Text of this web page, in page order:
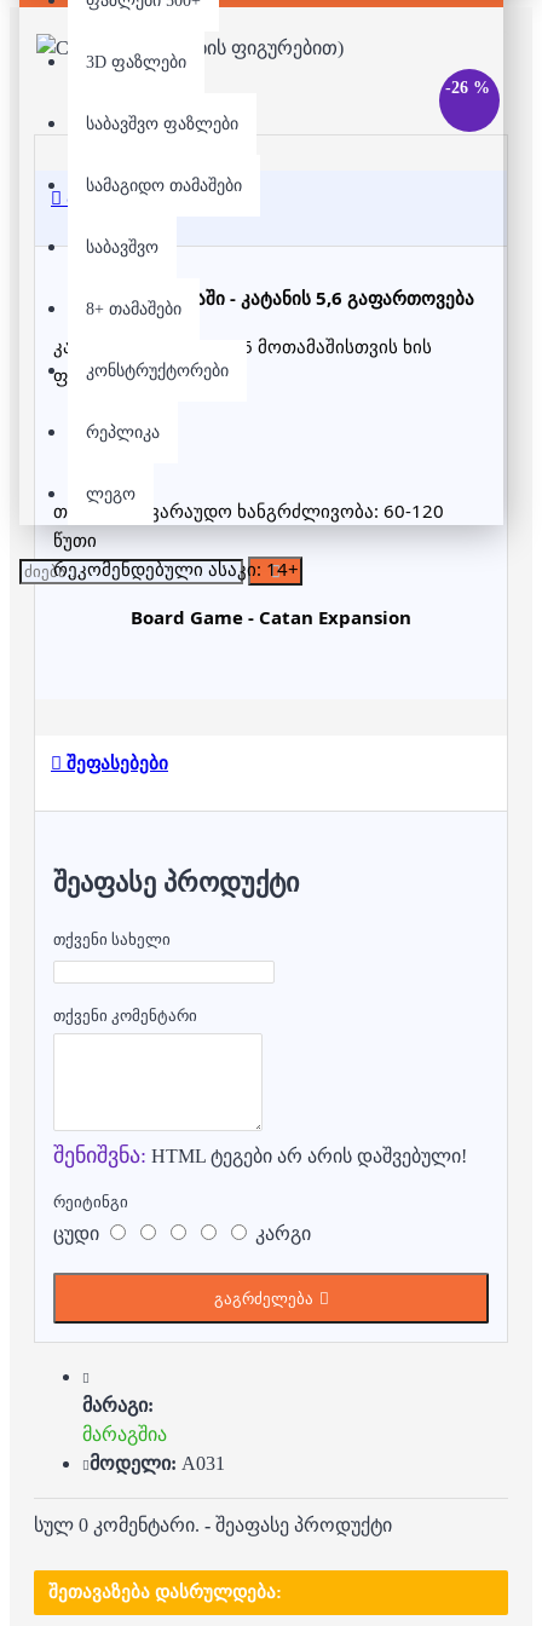
3D ფაზლები
საბავშვო ფაზლები
სამაგიდო თამაშები
საბავშვო
8+ თამაშები
კონსტრუქტორები
რეპლიკა
ლეგო
-26 %
აღწერა
სამაგიდო თამაში - კატანის 5,6 გაფართოვება
კატანის ექსპანსია, 5-6 მოთამაშისთვის ხის
ფიგურებით
თამაშის სავარაუდო ხანგრძლივობა: 60-120
წუთი
რეკომენდებული ასაკი: 14+
Board Game - Catan Expansion
შეფასებები
ᲨᲔᲐᲤᲐᲡᲔ ᲞᲠᲝᲓᲣᲥᲢᲘ
თქვენი სახელი
თქვენი კომენტარი
შენიშვნა: HTML ტეგები არ არის დაშვებული!
რეიტინგი
ცუდი კარგი
გაგრძელება
მარაგი:
მარაგშია
მოდელი: A031
სულ 0 კომენტარი. - შეაფასე პროდუქტი
ᲨᲔᲗᲐᲕᲐᲖᲔᲑᲐ ᲓᲐᲡᲠᲣᲚᲓᲔᲑᲐ: